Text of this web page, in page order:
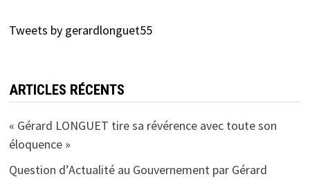
Tweets by gerardlonguet55
ARTICLES RÉCENTS
« Gérard LONGUET tire sa révérence avec toute son
éloquence »
Question d’Actualité au Gouvernement par Gérard